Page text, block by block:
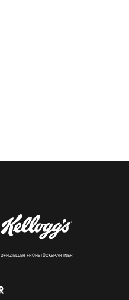
OFFIZIELLER FRÜHSTÜCKSPARTNER